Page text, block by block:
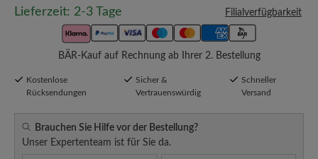
Lieferzeit: 2-3 Tage Filialverfügbarkeit
BÄR-Kauf auf Rechnung ab Ihrer 2. Bestellung
Kostenlose
Rücksendungen
Sicher &
Vertrauenswürdig
Schneller
Versand
Brauchen Sie Hilfe vor der Bestellung?
Unser Expertenteam ist für Sie da.